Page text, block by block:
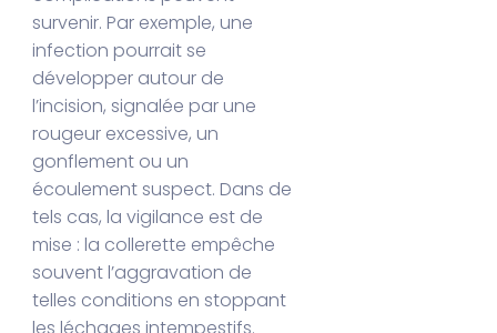
survenir. Par exemple, une
infection pourrait se
développer autour de
l’incision, signalée par une
rougeur excessive, un
gonflement ou un
écoulement suspect. Dans de
tels cas, la vigilance est de
mise : la collerette empêche
souvent l’aggravation de
telles conditions en stoppant